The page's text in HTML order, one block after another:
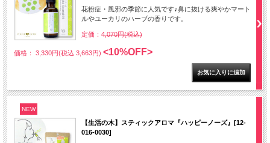
花粉症・風邪の季節に人気です♪鼻に抜ける爽やかマート
ルやユーカリのハーブの香りです。
定価： 4,070円(税込)
価格： 3,330円(税込 3,663円) <10%OFF>
NEW
【生活の木】スティックアロマ『ハッピーノーズ』[12-
016-0030]